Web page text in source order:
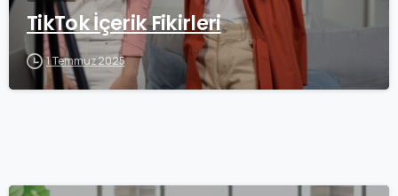
TikTok İçerik Fikirleri
1 Temmuz 2025